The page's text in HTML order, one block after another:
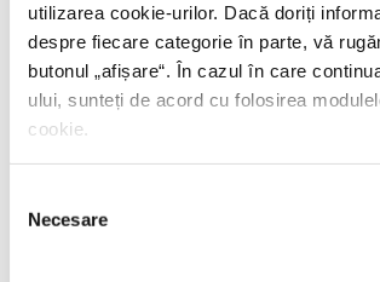
utilizarea cookie-urilor. Dacă doriți
despre fiecare categorie în parte, vă
butonul „afișare“. În cazul în care
ului, sunteți de acord cu folosirea
cookie.
consimțământului
Necesare
Numele meu